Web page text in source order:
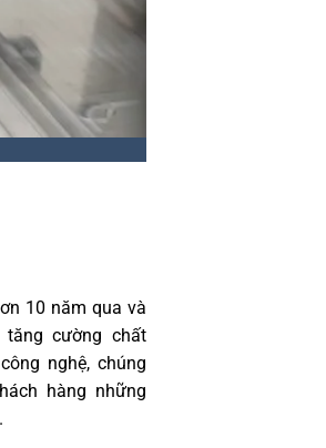
10 năm qua và
cường chất
nghệ, chúng
hàng những